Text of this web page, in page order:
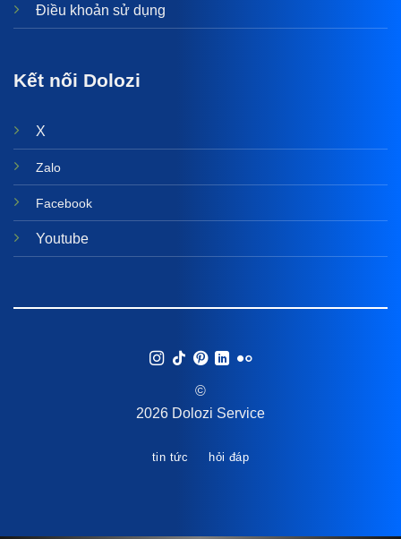
Điều khoản sử dụng
Kết nối Dolozi
X
Zalo
Facebook
Youtube
©
2026 Dolozi Service
tin tức hỏi đáp